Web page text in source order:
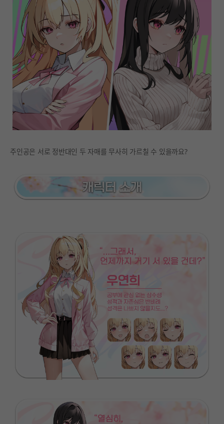
주인공은 서로 정반대인 두 자매를 무사히 가르칠 수 있을까요?